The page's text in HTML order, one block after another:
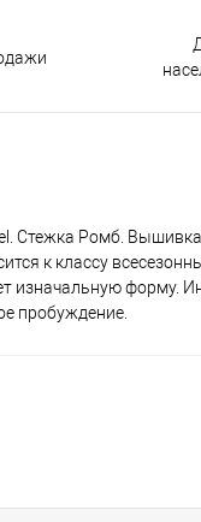
Стежка Ромб.
к классу
изначальную форму.
пробуждение.